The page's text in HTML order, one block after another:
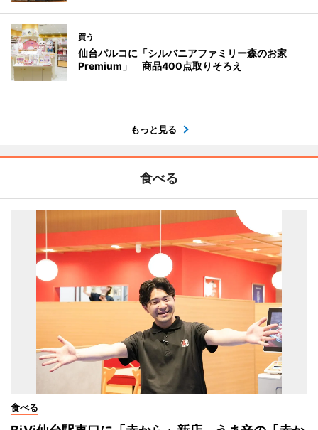
買う
仙台パルコに「シルバニアファミリー森のお家
Premium」 商品400点取りそろえ
もっと見る
食べる
食べる